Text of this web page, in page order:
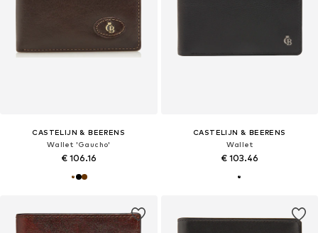
CASTELIJN & BEERENS
Wallet 'Gaucho'
€ 106.16
CASTELIJN & BEERENS
Wallet
€ 103.46